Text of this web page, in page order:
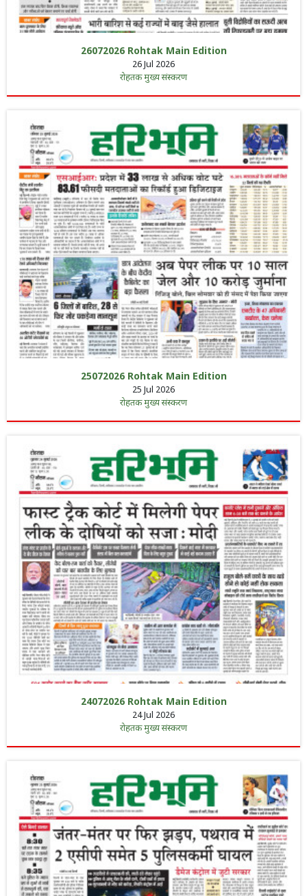
26072026 Rohtak Main Edition
26 Jul 2026
रोहतक मुख्य संस्करण
25072026 Rohtak Main Edition
25 Jul 2026
रोहतक मुख्य संस्करण
24072026 Rohtak Main Edition
24 Jul 2026
रोहतक मुख्य संस्करण